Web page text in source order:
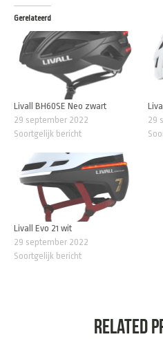
Gerelateerd
Livall BH60SE Neo zwart
29 september 2022
Soortgelijk bericht
29
Livall Evo 21 wit
29 september 2022
Soortgelijk bericht
Related